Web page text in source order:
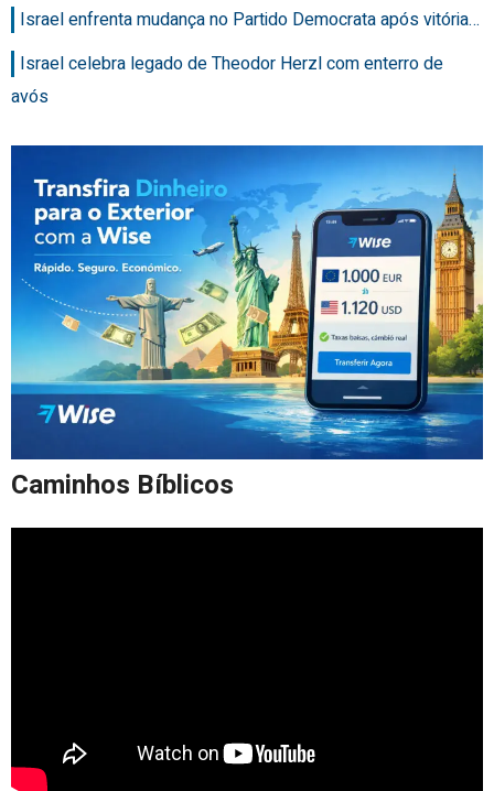
Israel enfrenta mudança no Partido Democrata após vitória…
Israel celebra legado de Theodor Herzl com enterro de
avós
Caminhos Bíblicos